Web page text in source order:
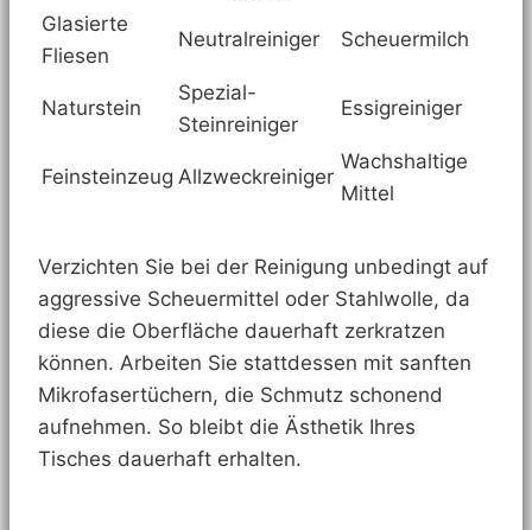
Glasierte
Fliesen
Neutralreiniger Scheuermilch
Naturstein
Spezial-
Steinreiniger
Essigreiniger
Feinsteinzeug Allzweckreiniger
Wachshaltige
Mittel
Verzichten Sie bei der Reinigung unbedingt auf
aggressive Scheuermittel oder Stahlwolle, da
diese die Oberfläche dauerhaft zerkratzen
können. Arbeiten Sie stattdessen mit sanften
Mikrofasertüchern, die Schmutz schonend
aufnehmen. So bleibt die Ästhetik Ihres
Tisches dauerhaft erhalten.